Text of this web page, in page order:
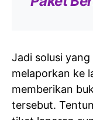
Jadi solusi
melaporkan ke
memberikan
tersebut.